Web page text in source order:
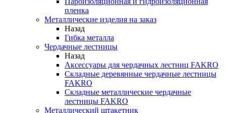
пленка
Металлические изделия на заказ
Назад
Гибка металла
Чердачные лестницы
Назад
Аксессуары для чердачных лестниц FAKRO
Складные деревянные чердачные лестницы
FAKRO
Складные металлические чердачные
лестницы FAKRO
Металлический штакетник